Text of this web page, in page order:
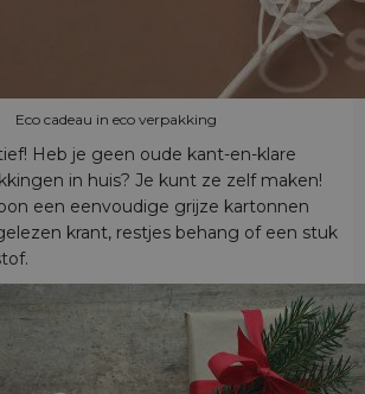
Eco cadeau in eco verpakking
Heb je geen oude kant-en-klare
in huis? Je kunt ze zelf maken!
een eenvoudige grijze kartonnen
krant, restjes behang of een stuk